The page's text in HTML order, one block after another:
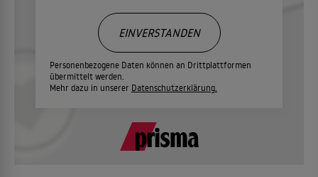
Personenbezogene Daten können an Drittplattformen
übermittelt werden.
Mehr dazu in unserer Datenschutzerklärung.
EINVERSTANDEN